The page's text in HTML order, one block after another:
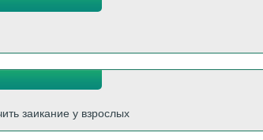
заикание у взрослых